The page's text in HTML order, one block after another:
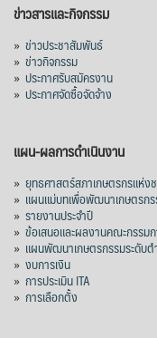
ข่าวสารและกิจกรรม
» ข่าวประชาสัมพันธ์
» ข่าวกิจกรรม
» ประกาศรับสมัครงาน
» ประกาศจัดซื้อจัดจ้าง
แผน-ผลการดำเนินงาน
» ยุทธศาสตร์สภาเกษตรกรแห่ง
» แผนแม่บทเพื่อพัฒนาเกษตรก
» รายงานประจำปี
» ข้อเสนอและผลงานคณะกรรม
» แผนพัฒนาเกษตรกรรมระดับ
» งบการเงิน
» การประเมิน ITA
» การเลือกตั้ง